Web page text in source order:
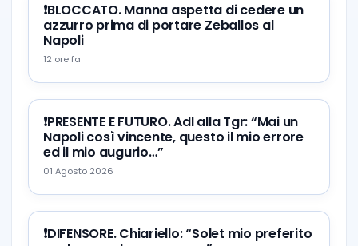
❗️BLOCCATO. Manna aspetta di cedere un
azzurro prima di portare Zeballos al
Napoli
12 ore fa
❗️PRESENTE E FUTURO. Adl alla Tgr: “Mai un
Napoli così vincente, questo il mio errore
ed il mio augurio…”
01 Agosto 2026
❗️DIFENSORE. Chiariello: “Solet mio preferito